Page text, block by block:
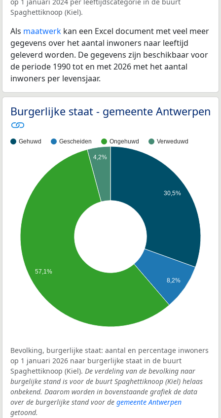
Spaghettiknoop (Kiel).
Als maatwerk kan een Excel document met veel meer
gegevens over het aantal inwoners naar leeftijd
geleverd worden. De gegevens zijn beschikbaar voor
de periode 1990 tot en met 2026 met het aantal
inwoners per levensjaar.
Burgerlijke staat - gemeente Antwerpen
Gehuwd Gescheiden Ongehuwd Verweduwd
30,5%
8,2%
4,2%
57,1%
Bevolking, burgerlijke staat: aantal en percentage inwoners
op 1 januari 2026 naar burgerlijke staat in de buurt
Spaghettiknoop (Kiel). De verdeling van de bevolking naar
burgelijke stand is voor de buurt Spaghettiknoop (Kiel) helaas
onbekend. Daarom worden in bovenstaande grafiek de data
over de burgerlijke stand voor de gemeente Antwerpen
getoond.